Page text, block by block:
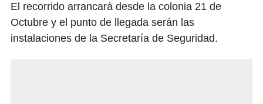
El recorrido arrancará desde la colonia 21 de
Octubre y el punto de llegada serán las
instalaciones de la Secretaría de Seguridad.